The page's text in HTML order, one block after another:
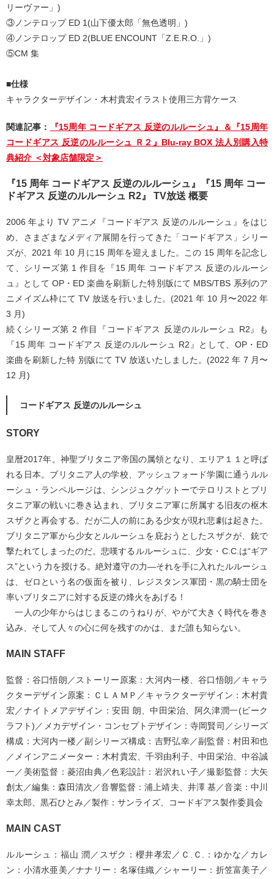
リーヴァー」)
③ノンテロップ ED 1(山下優太郎「無色透明」)
④ノンテロップ ED 2(BLUE ENCOUNT「Z.E.R.O.」)
⑤CM 集
■仕様
キャラクターデザイン・木村貴宏イラスト使用三方背ケース
関連記事：
『15周年 コードギアス 反逆のルルーシュ』＆『15周年
コードギアス 反逆のルルーシュ Ｒ２』Blu-ray BOX 法人別購入特
典紹介 ＜対象店舗限定＞
『15 周年 コードギアス 反逆のルルーシュ』『15 周年 コー
ドギアス 反逆のルルーシュ R2』 TV放送 概要
2006 年より TV アニメ『コードギアス 反逆のルルーシュ』をはじ
め、さまざまなメディア展開を行ってきた「コードギアス」シリー
ズが、2021 年 10 月に15 周年を迎えました。この 15 周年を記念し
て、シリーズ第 1 作目を『15 周年 コードギアス 反逆のルルーシ
ュ』として OP・ED 楽曲を刷新した特別版にて MBS/TBS 系列のア
ニメイズム枠にて TV 放送を行いました。(2021 年 10 月〜2022 年
3 月)
続くシリーズ第 2 作目『コードギアス 反逆のルルーシュ R2』も
『15 周年 コードギアス 反逆のルルーシュ R2』として、OP・ED
楽曲を刷新した特 別版にて TV 放送いたしました。(2022 年 7 月〜
12 月)
コードギアス 反逆のルルーシュ
STORY
皇暦2017年。神聖ブリタニア帝国の属領となり、エリア１１と呼ば
れる日本。ブリタニア人の学校、アッシュフォード学園に通うルル
ーシュ・ランペルージは、シンジュクゲットーでテロリストとブリ
タニア軍の戦いに巻き込まれ、ブリタニア軍に所属する旧友の枢木
スザクと再会する。だが二人の前にある少女が現れ悲劇は起きた。
ブリタニア軍から少女とルルーシュを庇おうとしたスザクが、銃で
撃たれてしまったのだ。悲嘆するルルーシュに、少女・C.C.は“ギア
ス”という力を授ける。絶対遵守の力―それを手に入れたルルーシュ
は、ゼロという名の仮面を被り、レジスタンス軍団・黒の騎士団を
率いブリタニアに対する反逆の烽火をあげる！
一人の少年からはじまるこのうねりが、やがて大きく時代を巻き
込み、そして人々の心に何を残すのかは、まだ誰も知らない。
MAIN STAFF
監督：谷口悟朗／ストーリー原案：大河内一楼、谷口悟朗／キャラ
クターデザイン原案：ＣＬＡＭＰ／キャラクターデザイン：木村貴
宏／ナイトメアデザイン：安田 朗、中田栄治、阿久津潤一(ビーク
ラフト)／メカデザイン・コンセプトデザイン：寺岡賢司／シリーズ
構成：大河内一楼／副シリーズ構成：吉野弘幸／副監督：村田和也
／メインアニメーター：木村貴宏、千羽由利子、中田栄治、中谷誠
一／美術監督：菱沼由典／色彩設計：岩沢れい子／撮影監督：大矢
創太／編集：森田清次／音響監督：浦上靖夫、井澤 基／音楽：中川
幸太郎、黒石ひとみ／製作：サンライズ、コードギアス製作委員会
MAIN CAST
ルルーシュ：福山 潤／スザク：櫻井孝宏／Ｃ.Ｃ.：ゆかな／カレ
ン：小清水亜美／ナナリー：名塚佳織／シャーリー：折笠富美子／